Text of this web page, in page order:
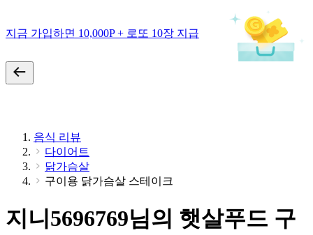
지금 가입하면 10,000P + 로또 10장 지급
음식 리뷰
다이어트
닭가슴살
구이용 닭가슴살 스테이크
지니5696769님의 햇살푸드 구